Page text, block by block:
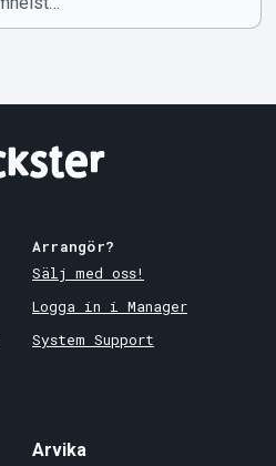
Arrangör?
Sälj med oss!
Logga in i Manager
System Support
Arvika